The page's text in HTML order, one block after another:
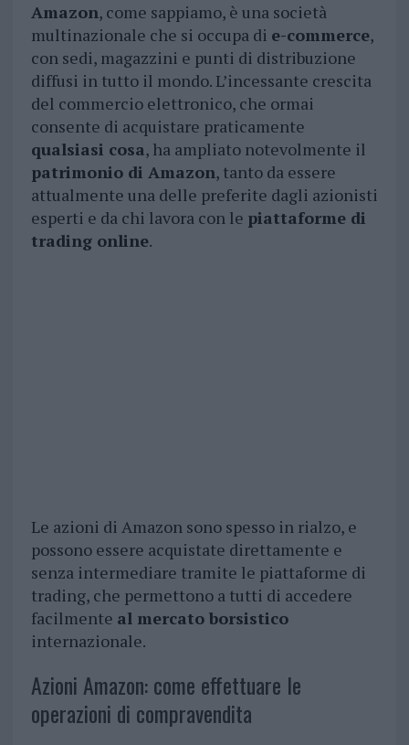
Amazon, come sappiamo, è una società
multinazionale che si occupa di e-commerce,
con sedi, magazzini e punti di distribuzione
diffusi in tutto il mondo. L’incessante crescita
del commercio elettronico, che ormai
consente di acquistare praticamente
qualsiasi cosa, ha ampliato notevolmente il
patrimonio di Amazon, tanto da essere
attualmente una delle preferite dagli azionisti
esperti e da chi lavora con le piattaforme di
trading online.
Le azioni di Amazon sono spesso in rialzo, e
possono essere acquistate direttamente e
senza intermediare tramite le piattaforme di
trading, che permettono a tutti di accedere
facilmente al mercato borsistico
internazionale.
Azioni Amazon: come effettuare le
operazioni di compravendita